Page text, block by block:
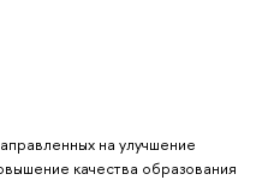
на улучшение
качества образования